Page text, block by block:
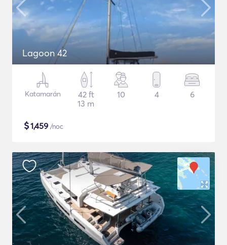
Lagoon 42
Katamarán
42 ft
13 m
10 4 6
$1,459 /noc